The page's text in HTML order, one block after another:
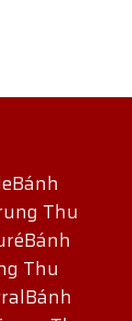
Bánh
Thu
Bánh
Thu
Bánh